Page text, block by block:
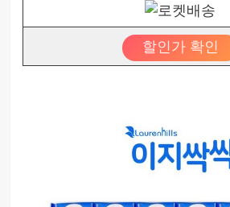
할인가 확인